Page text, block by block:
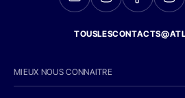
MIEUX NOUS CONNAITRE